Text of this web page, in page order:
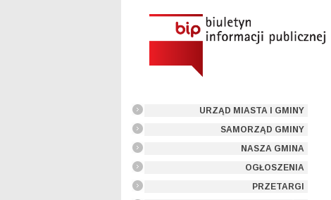
URZĄD MIASTA I GMINY
SAMORZĄD GMINY
NASZA GMINA
OGŁOSZENIA
PRZETARGI